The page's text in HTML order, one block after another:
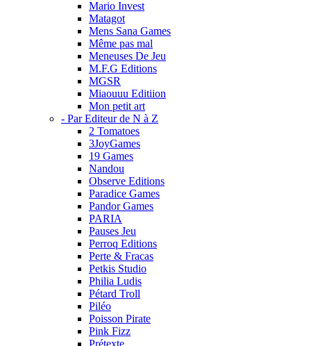
Mario Invest
Matagot
Mens Sana Games
Même pas mal
Meneuses De Jeu
M.F.G Editions
MGSR
Miaouuu Editiion
Mon petit art
- Par Editeur de N à Z
2 Tomatoes
3JoyGames
19 Games
Nandou
Observe Editions
Paradice Games
Pandor Games
PARIA
Pauses Jeu
Perroq Editions
Perte & Fracas
Petkis Studio
Philia Ludis
Pétard Troll
Piléo
Poisson Pirate
Pink Fizz
Prétexte